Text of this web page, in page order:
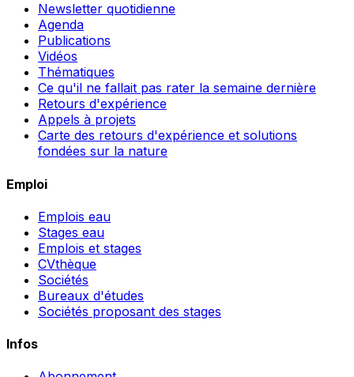
Newsletter quotidienne
Agenda
Publications
Vidéos
Thématiques
Ce qu'il ne fallait pas rater la semaine dernière
Retours d'expérience
Appels à projets
Carte des retours d'expérience et solutions
fondées sur la nature
Emploi
Emplois eau
Stages eau
Emplois et stages
CVthèque
Sociétés
Bureaux d'études
Sociétés proposant des stages
Infos